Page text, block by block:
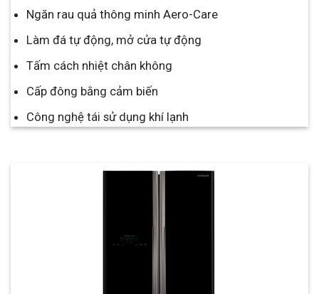
Ngăn rau quả thông minh Aero-Care
Làm đá tự động, mở cửa tự động
Tấm cách nhiệt chân không
Cấp đông bằng cảm biến
Công nghệ tái sử dụng khí lạnh